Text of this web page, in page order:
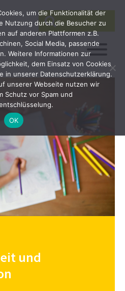
Search
for:
SEARCH
und
um die Funktionalität der
Nutzung durch die Besucher zu
auf anderen Plattformen z.B.
Social Media, passende
Weitere Informationen zur
dem Einsatz von Cookies
in unserer Datenschutzerklärung.
unserer Webseite nutzen wir
Schutz vor Spam und
OK